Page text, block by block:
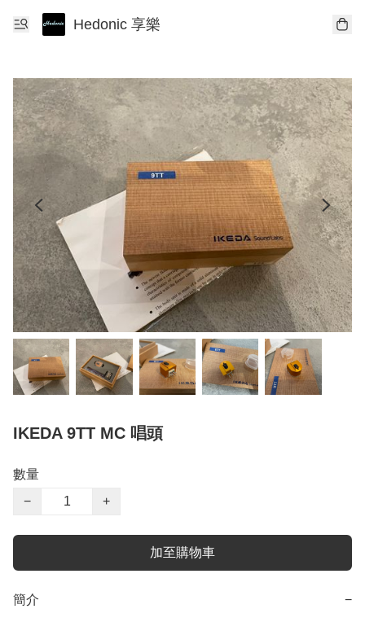
Hedonic 享樂
IKEDA 9TT MC 唱頭
數量
−
+
加至購物車
簡介 −